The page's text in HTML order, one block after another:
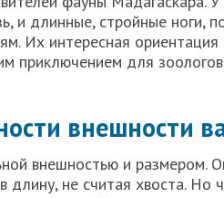
и длинные, стройные ноги,
Их интересная
приключением для
внешности
внешностью и размером.
длину, не считая хвоста. Но